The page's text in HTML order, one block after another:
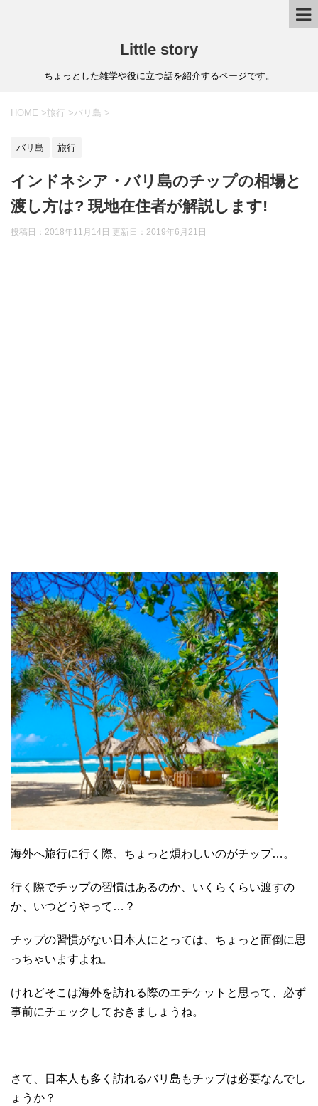
Little story
ちょっとした雑学や役に立つ話を紹介するページです。
HOME >旅行 >バリ島 >
バリ島 旅行
インドネシア・バリ島のチップの相場と
渡し方は? 現地在住者が解説します!
投稿日：2018年11月14日 更新日： 2019年6月21日
海外へ旅行に行く際、ちょっと煩わしいのがチップ…。
行く際でチップの習慣はあるのか、いくらくらい渡すの
か、いつどうやって…？
チップの習慣がない日本人にとっては、ちょっと面倒に思
っちゃいますよね。
けれどそこは海外を訪れる際のエチケットと思って、必ず
事前にチェックしておきましょうね。
さて、日本人も多く訪れるバリ島もチップは必要なんでし
ょうか？